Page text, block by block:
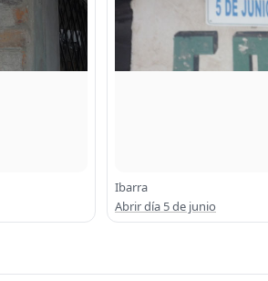
Ibarra
Abrir día 5 de junio